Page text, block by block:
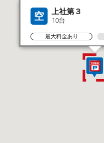
空 上社第３
10台
最大料金あり